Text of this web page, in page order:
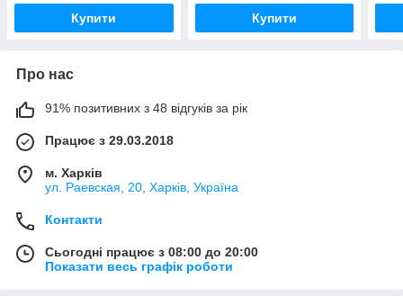
Купити Купити
Про нас
91% позитивних з 48 відгуків за рік
Працює з 29.03.2018
м. Харків
ул. Раевская, 20, Харків, Україна
Контакти
Сьогодні працює з 08:00 до 20:00
Показати весь графік роботи